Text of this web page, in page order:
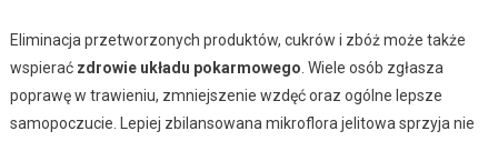
Eliminacja przetworzonych produktów, cukrów i zbóż może także
wspierać zdrowie układu pokarmowego . Wiele osób zgłasza
poprawę w trawieniu, zmniejszenie wzdęć oraz ogólne lepsze
samopoczucie. Lepiej zbilansowana mikroflora jelitowa sprzyja nie